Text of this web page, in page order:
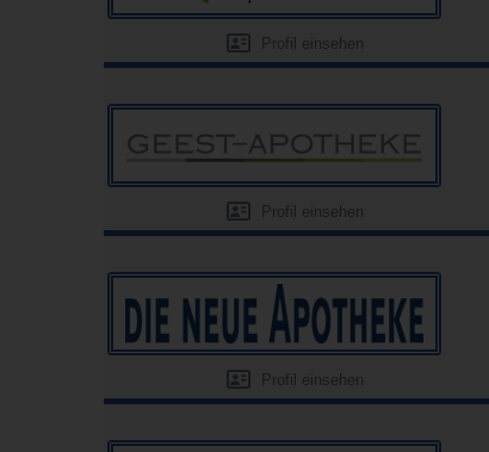
Profil einsehen
Profil einsehen
Profil einsehen